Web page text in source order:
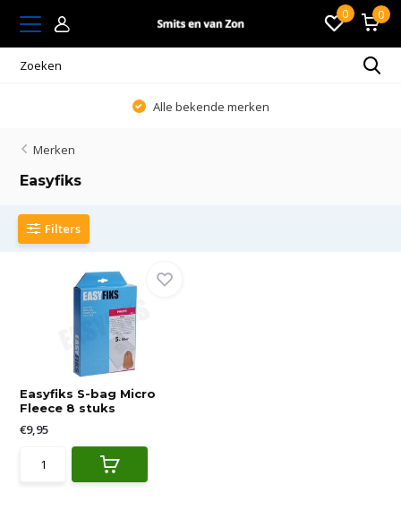
0 0
Alle bekende merken
Merken
Easyfiks
Filters
Easyfiks S-bag Micro
Fleece 8 stuks
€9,95